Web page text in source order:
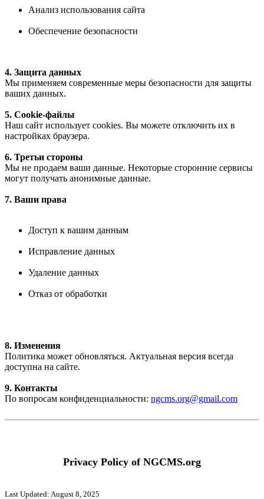
Анализ использования сайта
Обеспечение безопасности
4. Защита данных
Мы применяем современные меры безопасности для защиты
ваших данных.
5. Cookie-файлы
Наш сайт использует cookies. Вы можете отключить их в
настройках браузера.
6. Третьи стороны
Мы не продаем ваши данные. Некоторые сторонние сервисы
могут получать анонимные данные.
7. Ваши права
Доступ к вашим данным
Исправление данных
Удаление данных
Отказ от обработки
8. Изменения
Политика может обновляться. Актуальная версия всегда
доступна на сайте.
9. Контакты
По вопросам конфиденциальности: ngcms.org@gmail.com
Privacy Policy of NGCMS.org
Last Updated: August 8, 2025